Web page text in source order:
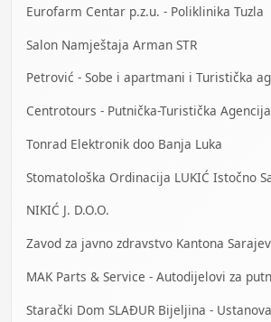
Eurofarm Centar p.z.u. - Poliklinika Tuzla
Salon Namještaja Arman STR
Petrović - Sobe i apartmani i Turistička
Tonrad Elektronik doo Banja Luka
Stomatološka Ordinacija LUKIĆ Istočno
NIKIĆ J. D.O.O.
Zavod za javno zdravstvo Kantona
Starački Dom SLAĐUR Bijeljina -